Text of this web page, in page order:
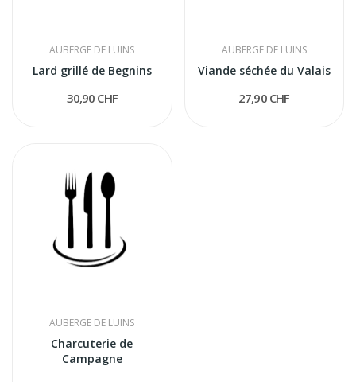
AUBERGE DE LUINS
Lard grillé de Begnins
30,90 CHF
AUBERGE DE LUINS
Viande séchée du Valais
27,90 CHF
AUBERGE DE LUINS
Charcuterie de
Campagne